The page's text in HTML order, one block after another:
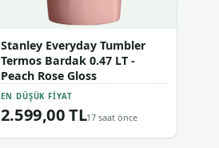
Stanley Everyday Tumbler
Termos Bardak 0.47 LT -
Peach Rose Gloss
EN DÜŞÜK FIYAT
2.599,00 TL17 saat önce